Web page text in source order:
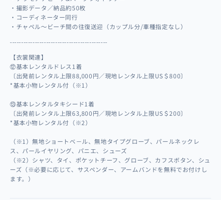
・撮影データ／納品約50枚
・コーディネーター同行
・チャペル～ビーチ間の往復送迎（カップル分/車種指定なし）
-------------------------------------------
【衣裳関連】
⑫基本レンタルドレス1着
〔出発前レンタル上限88,000円／現地レンタル上限US＄800〕
*基本小物レンタル付（※1）
⑬基本レンタルタキシード1着
〔出発前レンタル上限63,800円／現地レンタル上限US＄200〕
*基本小物レンタル付（※2）
（※1）無地ショートベ－ル、無地タイプグローブ、パールネックレ
ス、パールイヤリング、パニエ、シューズ
（※2）シャツ、タイ、ポケットチーフ、グローブ、カフスボタン、シュ
ーズ（※必要に応じて、サスペンダー、アームバンドを無料でお付けし
ます。）